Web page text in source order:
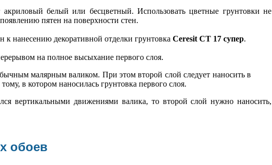
белый или бесцветный. Использовать цветные грунтовки не
пятен на поверхности стен.
к нанесению декоративной отделки грунтовка Ceresit CT 17 супер.
на полное высыхание первого слоя.
малярным валиком. При этом второй слой следует наносить в
в котором наносилась грунтовка первого слоя.
вертикальными движениями валика, то второй слой нужно наносить,
обоев